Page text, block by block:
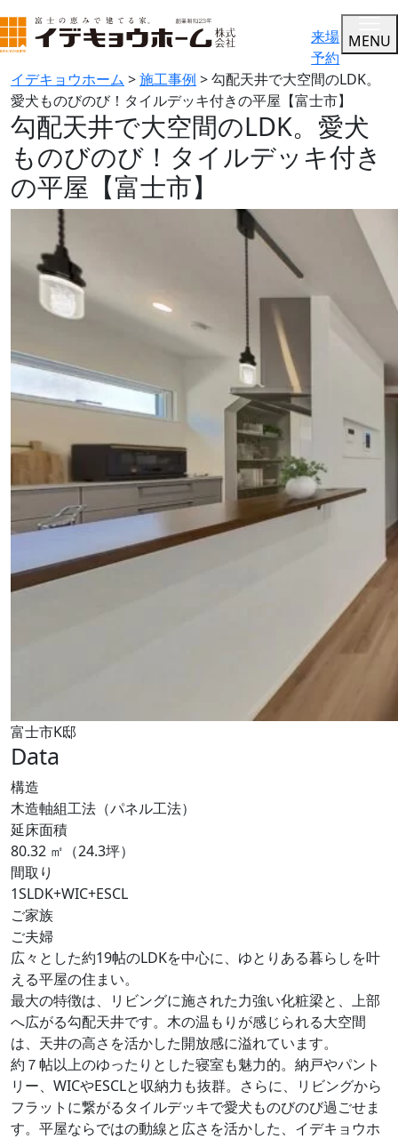
来場
予約
MENU
イデキョウホーム >施工事例 >勾配天井で大空間のLDK。
愛犬ものびのび！タイルデッキ付きの平屋【富士市】
勾配天井で大空間のLDK。愛犬
ものびのび！タイルデッキ付き
の平屋【富士市】
富士市K邸
Data
構造
木造軸組工法（パネル工法）
延床面積
80.32 ㎡（24.3坪）
間取り
1SLDK+WIC+ESCL
ご家族
ご夫婦
広々とした約19帖のLDKを中心に、ゆとりある暮らしを叶
える平屋の住まい。
最大の特徴は、リビングに施された力強い化粧梁と、上部
へ広がる勾配天井です。木の温もりが感じられる大空間
は、天井の高さを活かした開放感に溢れています。
約７帖以上のゆったりとした寝室も魅力的。納戸やパント
リー、WICやESCLと収納力も抜群。さらに、リビングから
フラットに繋がるタイルデッキで愛犬ものびのび過ごせま
す。平屋ならではの動線と広さを活かした、イデキョウホ